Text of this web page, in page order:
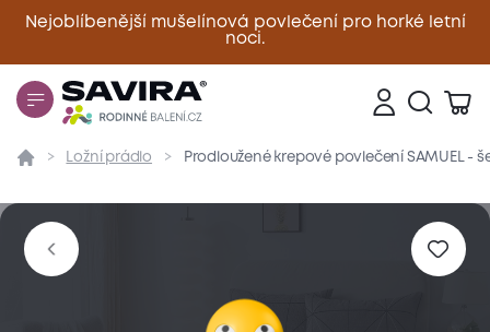
Nejoblíbenější mušelínová povlečení pro horké letní
noci.
Zavřít
Přehled Parametry Popis produktu Materiál
Ložní prádlo Prodloužené krepové povlečení SAMUEL -